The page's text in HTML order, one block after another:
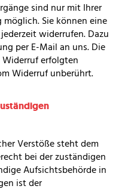
sind nur mit Ihrer
Sie können eine
widerrufen. Dazu
per E-Mail an uns. Die
erfolgten
Widerruf unberührt.
Verstöße steht dem
bei der zuständigen
Aufsichtsbehörde in
ist der